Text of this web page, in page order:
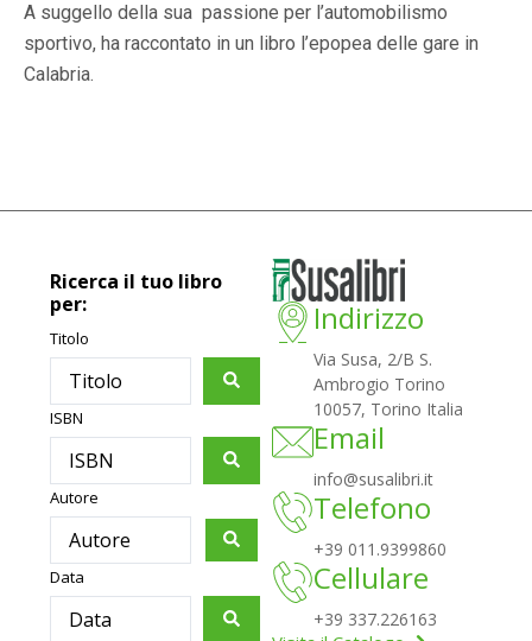
A suggello della sua passione per l’automobilismo
sportivo, ha raccontato in un libro l’epopea delle gare in
Calabria.
Ricerca il tuo libro
per:
Titolo
ISBN
Autore
Data
Indirizzo
Via Susa, 2/B S.
Ambrogio Torino
10057, Torino Italia
Email
info@susalibri.it
Telefono
+39 011.9399860
Cellulare
+39 337.226163